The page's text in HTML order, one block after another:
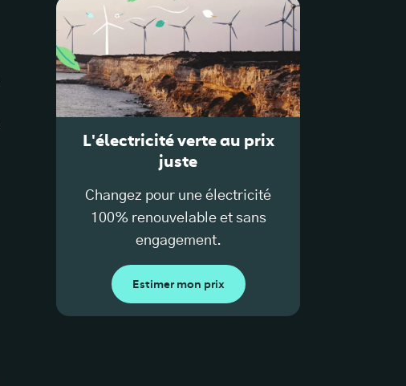
L'électricité verte au prix
juste
Changez pour une électricité
100% renouvelable et sans
engagement.
Estimer mon prix